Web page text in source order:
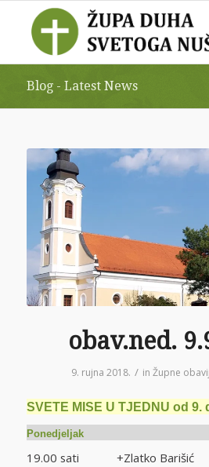
Blog - Latest News
obav.ned.
9. rujna 2018. / in Župne
SVETE MISE U TJEDNU od 9.
Ponedjeljak
19.00 sati +Zlatko Barišić